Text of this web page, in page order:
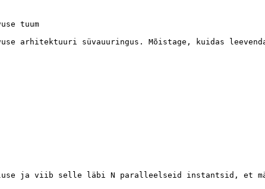
tuum
arhitektuuri süvauuringus. Mõistage, kuidas
ja viib selle läbi N paralleelseid instantsid, et